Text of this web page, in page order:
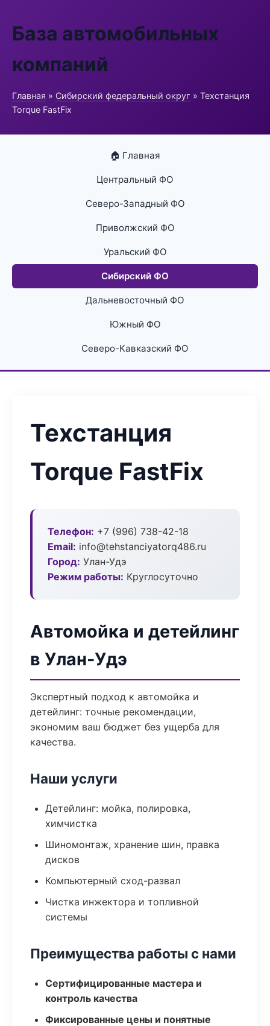
База автомобильных
компаний
Главная » Сибирский федеральный округ » Техстанция
Torque FastFix
🏠 Главная
Центральный ФО
Северо-Западный ФО
Приволжский ФО
Уральский ФО
Сибирский ФО
Дальневосточный ФО
Южный ФО
Северо-Кавказский ФО
Техстанция
Torque FastFix
Телефон: +7 (996) 738-42-18
Email: info@tehstanciyatorq486.ru
Город: Улан-Удэ
Режим работы: Круглосуточно
Автомойка и детейлинг
в Улан-Удэ
Экспертный подход к автомойка и
детейлинг: точные рекомендации,
экономим ваш бюджет без ущерба для
качества.
Наши услуги
Детейлинг: мойка, полировка,
химчистка
Шиномонтаж, хранение шин, правка
дисков
Компьютерный сход-развал
Чистка инжектора и топливной
системы
Преимущества работы с нами
Сертифицированные мастера и
контроль качества
Фиксированные цены и понятные